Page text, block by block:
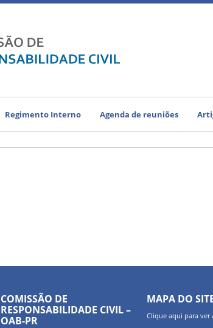
Regimento Interno Agenda de reuniões
COMISSÃO DE
RESPONSABILIDADE CIVIL –
OAB-PR
MAPA DO
Clique aqui para ver